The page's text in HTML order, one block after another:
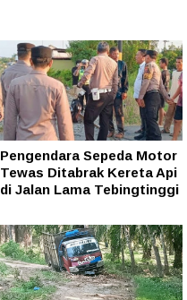
Pengendara Sepeda Motor
Tewas Ditabrak Kereta Api
di Jalan Lama Tebingtinggi